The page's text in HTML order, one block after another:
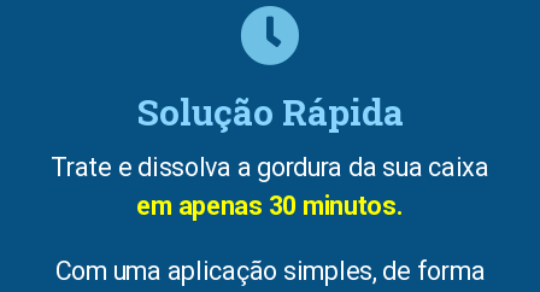
Solução Rápida
Trate e dissolva a gordura da sua caixa
em apenas 30 minutos.
Com uma aplicação simples, de forma